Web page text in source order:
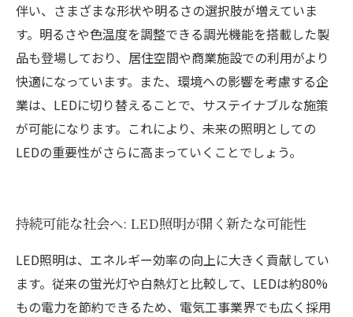
伴い、さまざまな形状や明るさの選択肢が増えていま
す。明るさや色温度を調整できる調光機能を搭載した製
品も登場しており、居住空間や商業施設での利用がより
快適になっています。また、環境への影響を考慮する企
業は、LEDに切り替えることで、サステイナブルな施策
が可能になります。これにより、未来の照明としての
LEDの重要性がさらに高まっていくことでしょう。
持続可能な社会へ: LED照明が開く新たな可能性
LED照明は、エネルギー効率の向上に大きく貢献してい
ます。従来の蛍光灯や白熱灯と比較して、LEDは約80%
もの電力を節約できるため、電気工事業界でも広く採用